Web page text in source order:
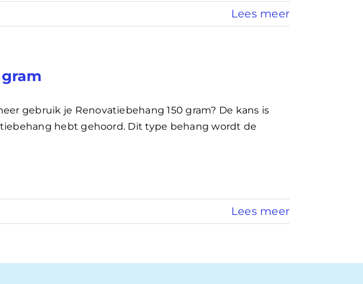
Lees meer
gebruik je Renovatiebehang 150 gram? De kans is
hebt gehoord. Dit type behang wordt de
Lees meer